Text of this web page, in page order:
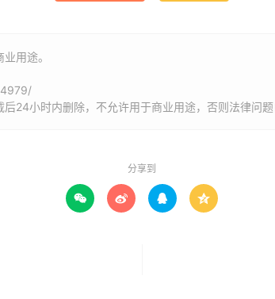
用途。
24小时内删除，不允许用于商业用途，否则法律问题
分享到
   